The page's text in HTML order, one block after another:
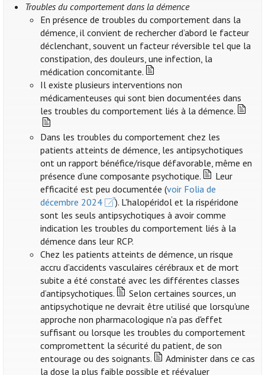
Troubles du comportement dans la démence
En présence de troubles du comportement dans la
démence, il convient de rechercher d’abord le facteur
déclenchant, souvent un facteur réversible tel que la
constipation, des douleurs, une infection, la
médication concomitante.
Il existe plusieurs interventions non
médicamenteuses qui sont bien documentées dans
les troubles du comportement liés à la démence.
Dans les troubles du comportement chez les
patients atteints de démence, les antipsychotiques
ont un rapport bénéfice/risque défavorable, même en
présence d’une composante psychotique.
Leur
efficacité est peu documentée (voir Folia de
décembre 2024
). L'halopéridol et la rispéridone
sont les seuls antipsychotiques à avoir comme
indication les troubles du comportement liés à la
démence dans leur RCP.
Chez les patients atteints de démence, un risque
accru d’accidents vasculaires cérébraux et de mort
subite a été constaté avec les différentes classes
d’antipsychotiques.
Selon certaines sources, un
antipsychotique ne devrait être utilisé que lorsqu'une
approche non pharmacologique n'a pas d'effet
suffisant ou lorsque les troubles du comportement
compromettent la sécurité du patient, de son
entourage ou des soignants.
Administer dans ce cas
la dose la plus faible possible et réévaluer